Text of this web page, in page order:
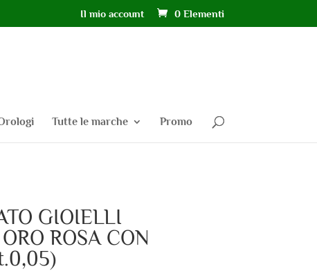
Il mio account 0 Elementi
Tutte le marche Promo
GIOIELLI
ROSA CON